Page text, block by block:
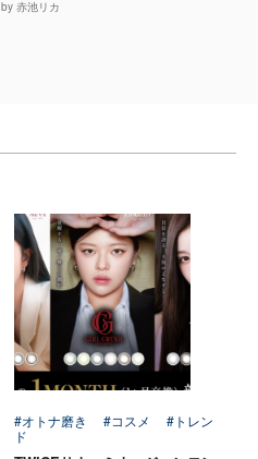
by 赤池リカ
#オトナ磨き #コスメ
#トレン
ド